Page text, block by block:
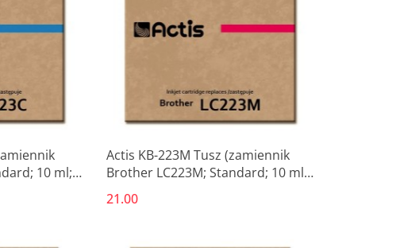
10 ml;
Actis KB-223M Tusz (zamiennik
Brother LC223M; Standard; 10 ml;
czerwony)
21.00